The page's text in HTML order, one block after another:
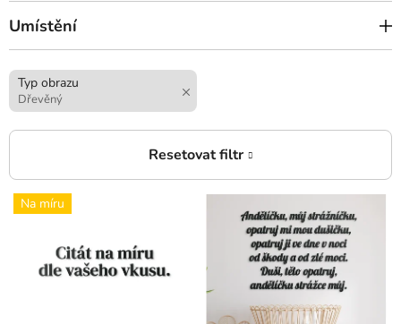
Umístění
Typ obrazu
Dřevěný
V
ý
Na míru